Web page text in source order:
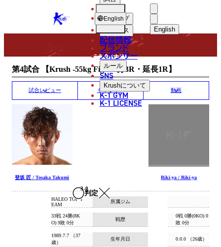
KRUSH English
한국어
中文（简体
ショップ
ニュース
配信情報
ブランド
スポンサー
ルール
SNS
Krushについて
K-1 GYM
K-1 LICENSE
English
MATCH RESULT
試合結果
第4試合 【Krush -55kg Fight/3分3R・延長1R】
試合レビュー ギャラリー 動画
登坂 匠 / Tosaka Takumi
判定
3-0
Riki-ya / Riki-ya
所属ジム
HALEO TOP T
EAM
戦歴
33戦 24勝(8K
O) 9敗 0分
0戦 0勝(0KO) 0
敗 0分
生年月日
1989.7.7 （37
歳）
0.0.0 （26歳）